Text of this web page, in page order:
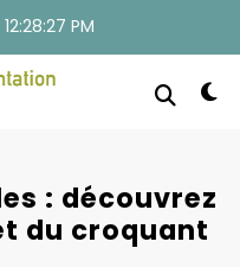
12:28:28 PM
: découvrez
du croquant